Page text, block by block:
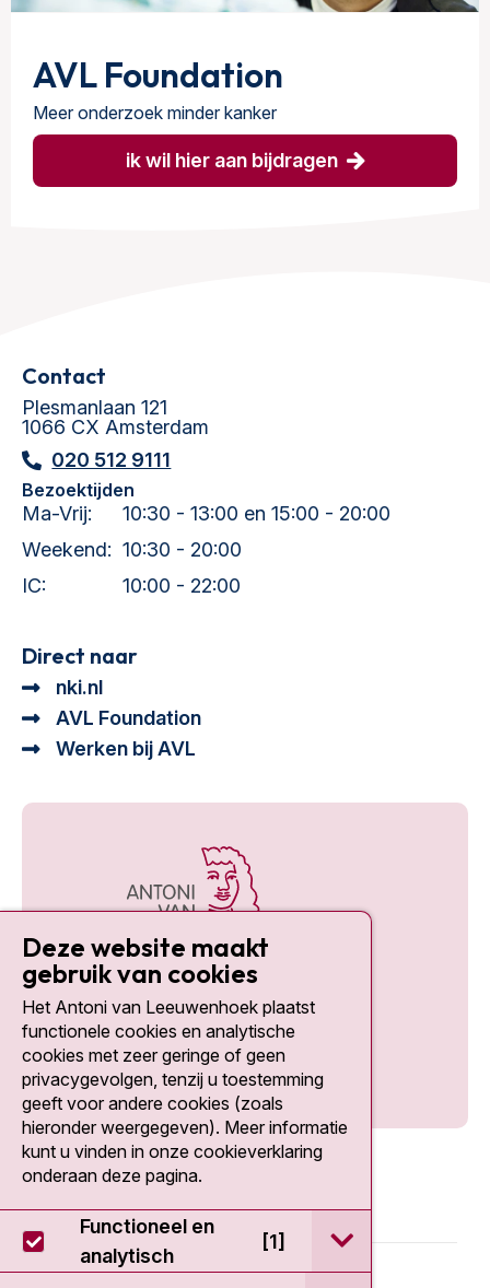
AVL Foundation
Meer onderzoek minder kanker
ik wil hier aan bijdragen
Contact
Plesmanlaan 121
1066 CX Amsterdam
020 512 9111
Bezoektijden
Ma-Vrij:
10:30 - 13:00 en 15:00 - 20:00
Weekend: 10:30 - 20:00
IC:
10:00 - 22:00
Direct naar
nki.nl
AVL Foundation
Werken bij AVL
Social media
© 2026 - Antoni van Leeuwenhoek
Deze website maakt
gebruik van cookies
Het Antoni van Leeuwenhoek plaatst
functionele cookies en analytische
cookies met zeer geringe of geen
privacygevolgen, tenzij u toestemming
geeft voor andere cookies (zoals
hieronder weergegeven). Meer informatie
kunt u vinden in onze cookieverklaring
onderaan deze pagina.
Functioneel en
analytisch
[1] open / sluit